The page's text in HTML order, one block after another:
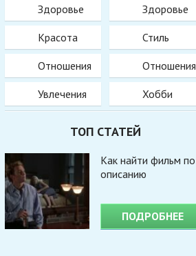
Здоровье
Красота
Отношения
Увлечения
Здоровье
Стиль
Отношения
Хобби
ТОП СТАТЕЙ
Как найти фильм по
описанию
ПОДРОБНЕЕ